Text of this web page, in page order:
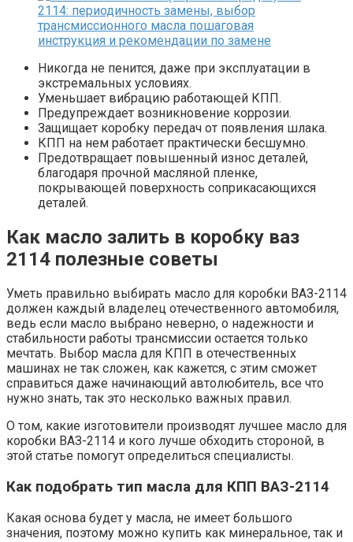
Никогда не пенится, даже при эксплуатации в
экстремальных условиях.
Уменьшает вибрацию работающей КПП.
Предупреждает возникновение коррозии.
Защищает коробку передач от появления шлака.
КПП на нем работает практически бесшумно.
Предотвращает повышенный износ деталей,
благодаря прочной масляной пленке,
покрывающей поверхность соприкасающихся
деталей.
Как масло залить в коробку ваз
2114 полезные советы
Уметь правильно выбирать масло для коробки ВАЗ-2114
должен каждый владелец отечественного автомобиля,
ведь если масло выбрано неверно, о надежности и
стабильности работы трансмиссии остается только
мечтать. Выбор масла для КПП в отечественных
машинах не так сложен, как кажется, с этим сможет
справиться даже начинающий автолюбитель, все что
нужно знать, так это несколько важных правил.
О том, какие изготовители производят лучшее масло для
коробки ВАЗ-2114 и кого лучше обходить стороной, в
этой статье помогут определиться специалисты.
Как подобрать тип масла для КПП ВАЗ-2114
Какая основа будет у масла, не имеет большого
значения, поэтому можно купить как минеральное, так и